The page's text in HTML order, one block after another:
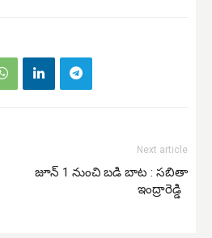
Next article
జూన్ 1 నుంచి బడి బాట : సబితా
ఇంద్రారెడ్డి